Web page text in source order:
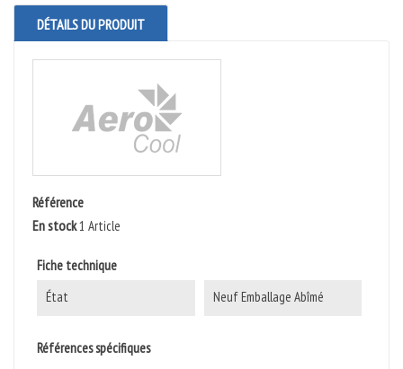
DÉTAILS DU PRODUIT
Référence
En stock1 Article
Fiche technique
État
Neuf Emballage Abîmé
Références spécifiques